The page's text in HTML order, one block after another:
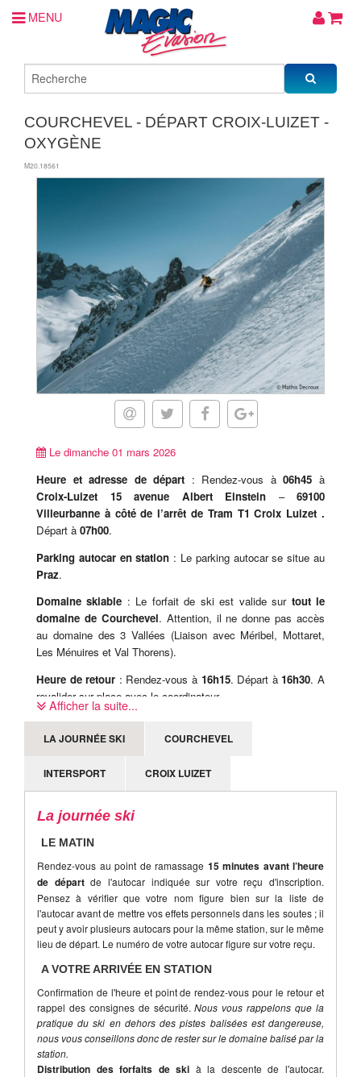
MENU
COURCHEVEL - DÉPART CROIX-LUIZET -
OXYGÈNE
M20.18561
Le dimanche 01 mars 2026
Heure et adresse de départ : Rendez-vous à06h45 à
Croix-Luizet 15 avenue Albert Einstein – 69100
Villeurbanne à côté de l’arrêt de Tram T1 Croix Luizet .
Départ à 07h00.
Parking autocar en station : Le parking autocar se situe au
Praz.
Domaine skiable : Le forfait de ski est valide sur tout le
domaine de Courchevel. Attention, il ne donne pas accès
au domaine des 3 Vallées (Liaison avec Méribel, Mottaret,
Les Ménuires et Val Thorens).
Heure de retour : Rendez-vous à 16h15. Départ à16h30. A
revalider sur place avec le coordinateur.
Attention, le mauvais temps ou encore le manque de
neige ne sont pas des motifs d'annulation valables de la
part d'un participant.
Afficher la suite...
LA JOURNÉE SKI COURCHEVEL
INTERSPORT CROIX LUIZET
La journée ski
LE MATIN
Rendez-vous au point de ramassage 15 minutes avant l’heure
de départde l'autocar indiquée sur votre reçu d'inscription.
Pensez à vérifier que votre nom figure bien sur la liste de
l'autocar avant de mettre vos effets personnels dans les soutes ; il
peut y avoir plusieurs autocars pour la même station, sur le même
lieu de départ. Le numéro de votre autocar figure sur votre reçu.
A VOTRE ARRIVÉE EN STATION
Confirmation de l'heure et point de rendez-vous pour le retour et
rappel des consignes de sécurité.Nous vous rappelons que la
pratique du ski en dehors des pistes balisées est dangereuse,
nous vous conseillons donc de rester sur le domaine balisé par la
station.
Distribution des forfaits de ski à la descente de l'autocar.